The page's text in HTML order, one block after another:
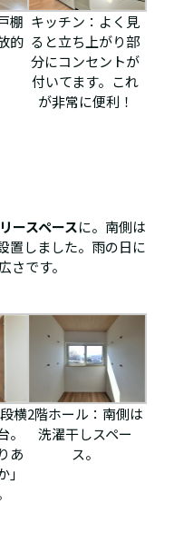
棚
的
キッチン：よく見
ると立ち上がり部
分にコンセントが
付いてます。これ
が非常に便利！
ースペースに。南側は
置しました。雨の日に
さです。
横
あ
2階ホール：南側は
洗濯干しスペー
ス。